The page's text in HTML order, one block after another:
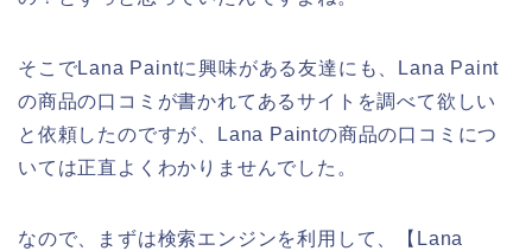
そこでLana Paintに興味がある友達にも、Lana Paint
の商品の口コミが書かれてあるサイトを調べて欲しい
と依頼したのですが、Lana Paintの商品の口コミにつ
いては正直よくわかりませんでした。
なので、まずは検索エンジンを利用して、【Lana